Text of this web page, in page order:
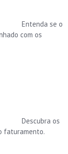
Entenda se o
com os
Descubra os
faturamento.